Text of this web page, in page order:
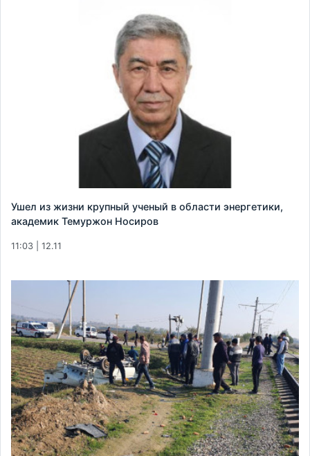
Ушел из жизни крупный ученый в области энергетики,
академик Темуржон Носиров
11:03 | 12.11